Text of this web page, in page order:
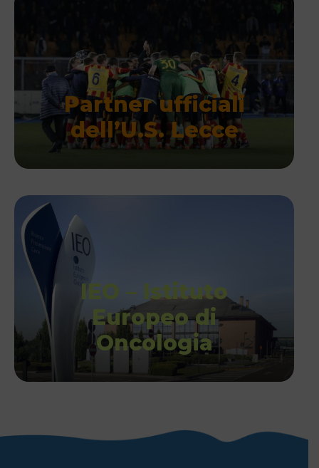
Partner ufficiali
dell’U.S. Lecce
IEO – Istituto
Europeo di
Oncologia